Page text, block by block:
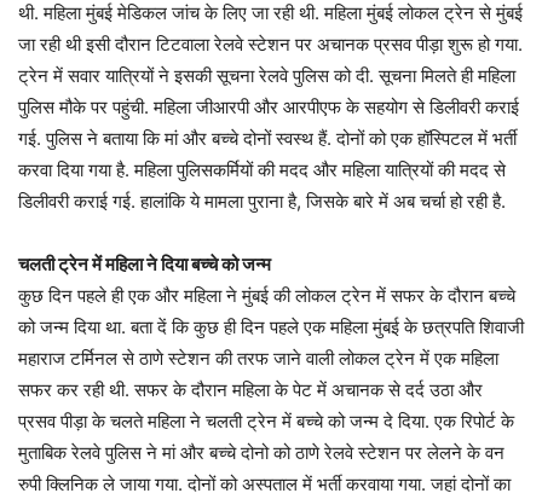
थी. महिला मुंबई मेडिकल जांच के लिए जा रही थी. महिला मुंबई लोकल ट्रेन से मुंबई
जा रही थी इसी दौरान टिटवाला रेलवे स्टेशन पर अचानक प्रसव पीड़ा शुरू हो गया.
ट्रेन में सवार यात्रियों ने इसकी सूचना रेलवे पुलिस को दी. सूचना मिलते ही महिला
पुलिस मौके पर पहुंची. महिला जीआरपी और आरपीएफ के सहयोग से डिलीवरी कराई
गई. पुलिस ने बताया कि मां और बच्चे दोनों स्वस्थ हैं. दोनों को एक हॉस्पिटल में भर्ती
करवा दिया गया है. महिला पुलिसकर्मियों की मदद और महिला यात्रियों की मदद से
डिलीवरी कराई गई. हालांकि ये मामला पुराना है, जिसके बारे में अब चर्चा हो रही है.
चलती ट्रेन में महिला ने दिया बच्चे को जन्म
कुछ दिन पहले ही एक और महिला ने मुंबई की लोकल ट्रेन में सफर के दौरान बच्चे
को जन्म दिया था. बता दें कि कुछ ही दिन पहले एक महिला मुंबई के छत्रपति शिवाजी
महाराज टर्मिनल से ठाणे स्टेशन की तरफ जाने वाली लोकल ट्रेन में एक महिला
सफर कर रही थी. सफर के दौरान महिला के पेट में अचानक से दर्द उठा और
प्रसव पीड़ा के चलते महिला ने चलती ट्रेन में बच्चे को जन्म दे दिया. एक रिपोर्ट के
मुताबिक रेलवे पुलिस ने मां और बच्चे दोनो को ठाणे रेलवे स्टेशन पर लेलने के वन
रुपी क्लिनिक ले जाया गया. दोनों को अस्पताल में भर्ती करवाया गया. जहां दोनों का